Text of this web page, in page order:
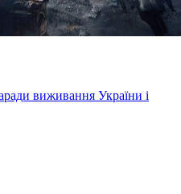
виживання України і